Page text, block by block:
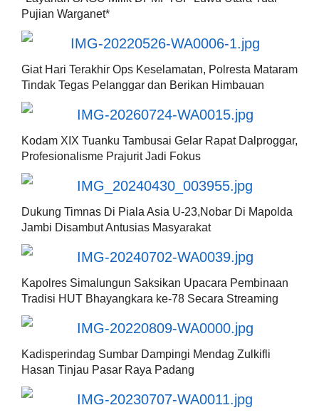
Pujian Warganet*
Giat Hari Terakhir Ops Keselamatan, Polresta Mataram
Tindak Tegas Pelanggar dan Berikan Himbauan
Kodam XIX Tuanku Tambusai Gelar Rapat Dalproggar,
Profesionalisme Prajurit Jadi Fokus
Dukung Timnas Di Piala Asia U-23,Nobar Di Mapolda
Jambi Disambut Antusias Masyarakat
Kapolres Simalungun Saksikan Upacara Pembinaan
Tradisi HUT Bhayangkara ke-78 Secara Streaming
Kadisperindag Sumbar Dampingi Mendag Zulkifli
Hasan Tinjau Pasar Raya Padang